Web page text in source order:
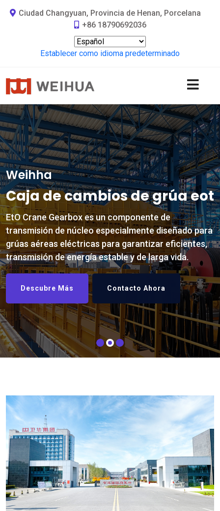
Ciudad Changyuan, Provincia de Henan, Porcelana
+86 18790692036
Establecer como idioma predeterminado
Weihha
Caja de cambios de grúa eot
EtO Crane Gearbox es un componente de
transmisión de núcleo especialmente diseñado para
grúas aéreas eléctricas para garantizar eficientes,
transmisión de energía estable y de larga vida.
Descubre Más Contacto Ahora